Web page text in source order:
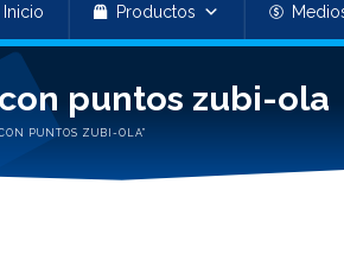
Inicio Productos
puntos zubi-ola
PUNTOS ZUBI-OLA”